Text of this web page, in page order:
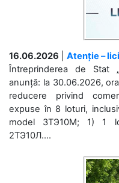
16.06.2026
Atenție –
Întreprinderea de Stat
anunță: la 30.06.2026,
reducere privind
expuse în 8 loturi,
model 3ТЭ10М; 1) 1
2ТЭ10Л....